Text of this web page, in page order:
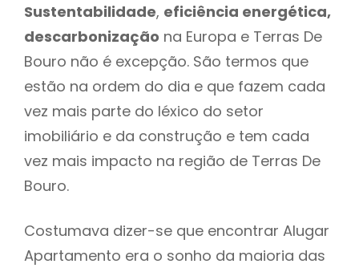
Sustentabilidade, eficiência energética,
descarbonização na Europa e Terras De
Bouro não é excepção. São termos que
estão na ordem do dia e que fazem cada
vez mais parte do léxico do setor
imobiliário e da construção e tem cada
vez mais impacto na região de Terras De
Bouro.
Costumava dizer-se que encontrar Alugar
Apartamento era o sonho da maioria das